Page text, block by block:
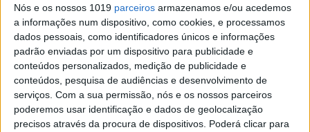
Nós e os nossos 1019 parceiros armazenamos e/ou acedemos
a informações num dispositivo, como cookies, e processamos
dados pessoais, como identificadores únicos e informações
padrão enviadas por um dispositivo para publicidade e
conteúdos personalizados, medição de publicidade e
conteúdos, pesquisa de audiências e desenvolvimento de
serviços. Com a sua permissão, nós e os nossos parceiros
poderemos usar identificação e dados de geolocalização
precisos através da procura de dispositivos. Poderá clicar para